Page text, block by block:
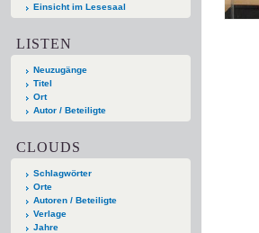
Einsicht im Lesesaal
LISTEN
Neuzugänge
Titel
Ort
Autor / Beteiligte
CLOUDS
Schlagwörter
Orte
Autoren / Beteiligte
Verlage
Jahre